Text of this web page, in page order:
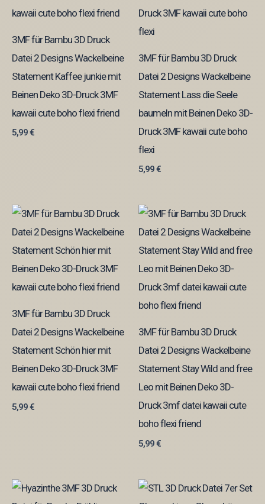
3MF für Bambu 3D Druck
Datei 2 Designs Wackelbeine
Statement Kaffee junkie mit
Beinen Deko 3D-Druck 3MF
kawaii cute boho flexi friend
5,99€
3MF für Bambu 3D Druck
Datei 2 Designs Wackelbeine
Statement Lass die Seele
baumeln mit Beinen Deko 3D-
Druck 3MF kawaii cute boho
flexi
5,99€
3MF für Bambu 3D Druck
Datei 2 Designs Wackelbeine
Statement Schön hier mit
Beinen Deko 3D-Druck 3MF
kawaii cute boho flexi friend
5,99€
3MF für Bambu 3D Druck
Datei 2 Designs Wackelbeine
Statement Stay Wild and free
Leo mit Beinen Deko 3D-
Druck 3mf datei kawaii cute
boho flexi friend
5,99€